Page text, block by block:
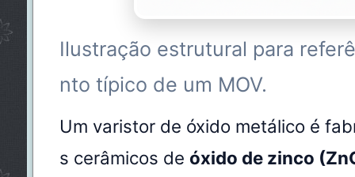
Ilustração estrutural para
nto típico de um MOV.
Um varistor de óxido metálico é
s cerâmicos de óxido de zinco